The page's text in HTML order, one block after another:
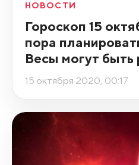
НОВОСТИ
Гороскоп 15
пора
Весы могут быть
15 октября 2020, 00:17